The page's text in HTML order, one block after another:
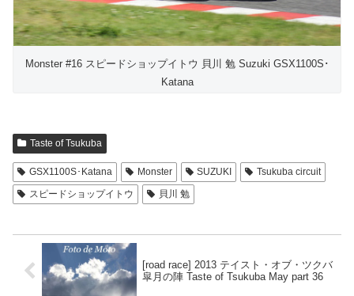
Monster #16 スピードショップイトウ 貝川 勉 Suzuki GSX1100S･
Katana
Taste of Tsukuba
GSX1100S･Katana Monster SUZUKI
Tsukuba circuit
スピードショップイトウ
貝川 勉
[road race] 2013 テイスト・オブ・ツクバ
皐月の陣 Taste of Tsukuba May part 36